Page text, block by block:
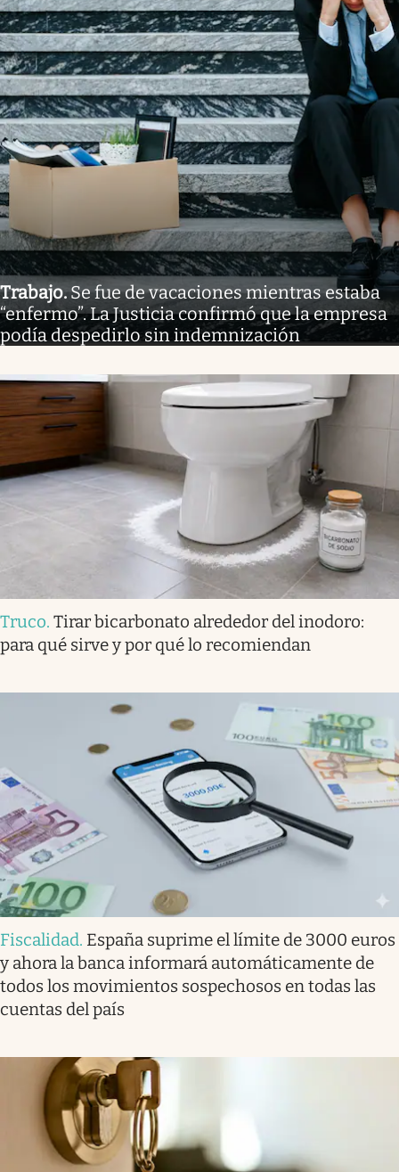
Trabajo.Se fue de vacaciones mientras estaba
“enfermo”. La Justicia confirmó que la empresa
podía despedirlo sin indemnización
Truco. Tirar bicarbonato alrededor del inodoro:
para qué sirve y por qué lo recomiendan
Fiscalidad. España suprime el límite de 3000 euros
y ahora la banca informará automáticamente de
todos los movimientos sospechosos en todas las
cuentas del país